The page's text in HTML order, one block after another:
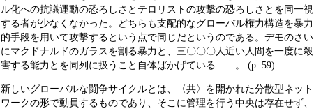
ル化への抗議運動の恐ろしさとテロリストの攻撃の恐ろしさとを同一視
する者が少なくなかった。どちらも支配的なグローバル権力構造を暴力
的手段を用いて攻撃するという点で同じだというのである。デモのさい
にマクドナルドのガラスを割る暴力と、三〇〇〇人近い人間を一度に殺
害する能力とを同列に扱うこと自体ばかげている……。 (p. 59)
新しいグローバルな闘争サイクルとは、〈共〉を開かれた分散型ネット
ワークの形で動員するものであり、そこに管理を行う中央は存在せず、